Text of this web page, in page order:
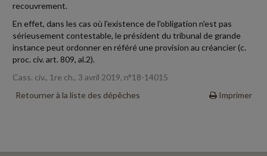
recouvrement.
En effet, dans les cas où l'existence de l'obligation n'est pas
sérieusement contestable, le président du tribunal de grande
instance peut ordonner en référé une provision au créancier (c.
proc. civ. art. 809, al.2).
Cass. civ., 1re ch., 3 avril 2019, n°18-14015
Retourner à la liste des dépêches
Imprimer